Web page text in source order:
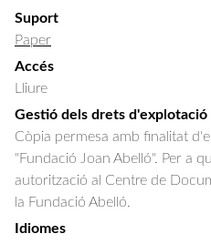
Suport
Paper
Accés
Lliure
Gestió dels drets d'explotació
Còpia permesa amb finalitat
"Fundació Joan Abelló". Per a
autorització al Centre de
la Fundació Abelló.
Idiomes